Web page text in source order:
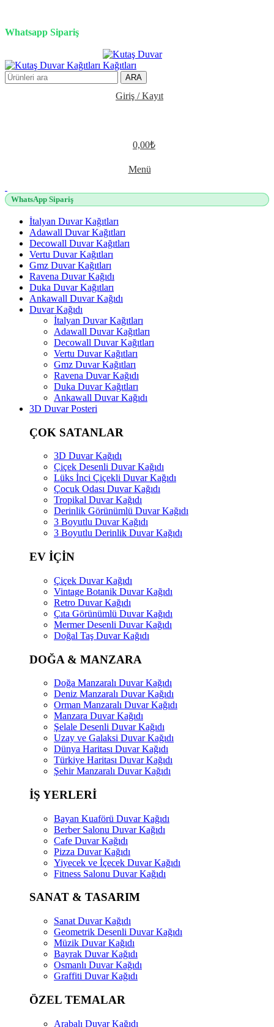
Whatsapp Sipariş
ARA
Giriş / Kayıt
0,00₺
Menü
WhatsApp Sipariş
İtalyan Duvar Kağıtları
Adawall Duvar Kağıtları
Decowall Duvar Kağıtları
Vertu Duvar Kağıtları
Gmz Duvar Kağıtları
Ravena Duvar Kağıdı
Duka Duvar Kağıtları
Ankawall Duvar Kağıdı
Duvar Kağıdı
İtalyan Duvar Kağıtları
Adawall Duvar Kağıtları
Decowall Duvar Kağıtları
Vertu Duvar Kağıtları
Gmz Duvar Kağıtları
Ravena Duvar Kağıdı
Duka Duvar Kağıtları
Ankawall Duvar Kağıdı
3D Duvar Posteri
ÇOK SATANLAR
3D Duvar Kağıdı
Çiçek Desenli Duvar Kağıdı
Lüks İnci Çiçekli Duvar Kağıdı
Çocuk Odası Duvar Kağıdı
Tropikal Duvar Kağıdı
Derinlik Görünümlü Duvar Kağıdı
3 Boyutlu Duvar Kağıdı
3 Boyutlu Derinlik Duvar Kağıdı
EV İÇİN
Çiçek Duvar Kağıdı
Vintage Botanik Duvar Kağıdı
Retro Duvar Kağıdı
Çıta Görünümlü Duvar Kağıdı
Mermer Desenli Duvar Kağıdı
Doğal Taş Duvar Kağıdı
DOĞA & MANZARA
Doğa Manzaralı Duvar Kağıdı
Deniz Manzaralı Duvar Kağıdı
Orman Manzaralı Duvar Kağıdı
Manzara Duvar Kağıdı
Şelale Desenli Duvar Kağıdı
Uzay ve Galaksi Duvar Kağıdı
Dünya Haritası Duvar Kağıdı
Türkiye Haritası Duvar Kağıdı
Şehir Manzaralı Duvar Kağıdı
İŞ YERLERİ
Bayan Kuaförü Duvar Kağıdı
Berber Salonu Duvar Kağıdı
Cafe Duvar Kağıdı
Pizza Duvar Kağıdı
Yiyecek ve İçecek Duvar Kağıdı
Fitness Salonu Duvar Kağıdı
SANAT & TASARIM
Sanat Duvar Kağıdı
Geometrik Desenli Duvar Kağıdı
Müzik Duvar Kağıdı
Bayrak Duvar Kağıdı
Osmanlı Duvar Kağıdı
Graffiti Duvar Kağıdı
ÖZEL TEMALAR
Arabalı Duvar Kağıdı